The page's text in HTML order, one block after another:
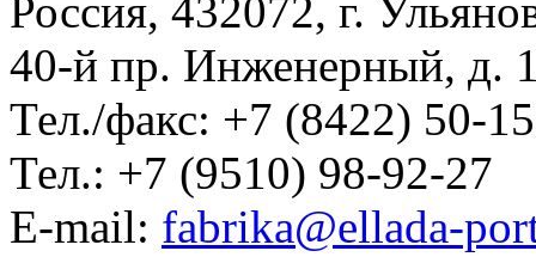
Россия, 432072, г.
40-й пр. Инженерный, д.
Тел./факс: +7 (8422) 50-
Тел.: +7 (9510) 98-92-27
E-mail: fabrika@ellada-